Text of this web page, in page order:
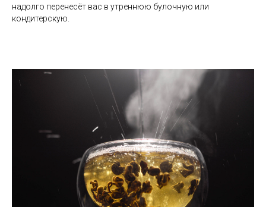
надолго перенесёт вас в утреннюю булочную или
кондитерскую.